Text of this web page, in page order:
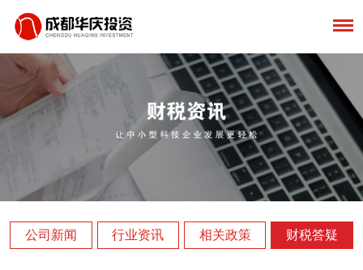
公司新闻 行业资讯 相关政策 财税答疑